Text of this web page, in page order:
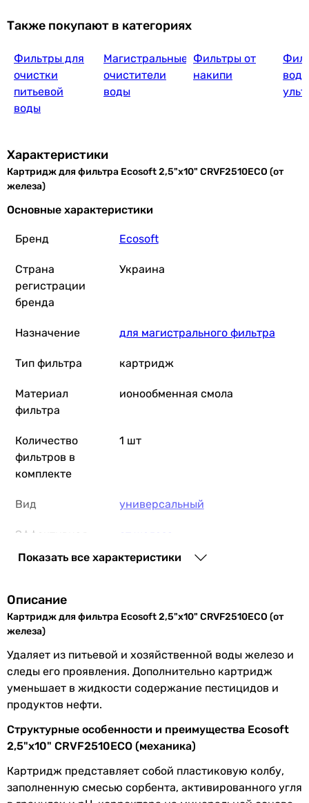
Также покупают в категориях
Фильтры для
очистки
питьевой
воды
Магистральные
очистители
воды
Фильтры от
накипи
воды
Характеристики
Картридж для фильтра Ecosoft 2,5"х10" CRVF2510ECO (от
железа)
Основные характеристики
Бренд Ecosoft
Страна
регистрации
бренда
Украина
Назначение для магистрального фильтра
Тип фильтра картридж
Материал
фильтра
ионообменная смола
Количество
фильтров в
комплекте
1 шт
Вид универсальный
Эффективная
очистка
от железа
Корпус Slim 10
картриджа
Ресурс
картриджа
2500 л
Производство Украина
Коллекции Ecosoft 2,5″х10″
Комплектация картридж - 1шт.
Показать все характеристики
Описание
Картридж для фильтра Ecosoft 2,5"х10" CRVF2510ECO (от
железа)
Удаляет из питьевой и хозяйственной воды железо и
следы его проявления. Дополнительно картридж
уменьшает в жидкости содержание пестицидов и
продуктов нефти.
Структурные особенности и преимущества Ecosoft
2,5"х10" CRVF2510ECO (механика)
Картридж представляет собой пластиковую колбу,
заполненную смесью сорбента, активированного угля